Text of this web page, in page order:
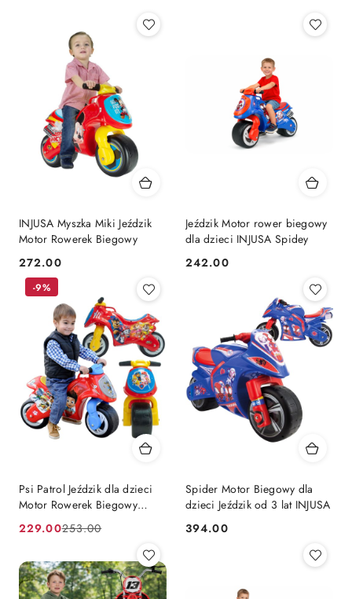
INJUSA Myszka Miki Jeździk
Motor Rowerek Biegowy
Cena:
272.00
Jeździk Motor rower biegowy
dla dzieci INJUSA Spidey
Cena:
242.00
Psi Patrol Jeździk dla dzieci
Motor Rowerek Biegowy
Cena
229.00
Cena
promocją:
253.00
-9%
Spider Motor Biegowy dla
dzieci Jeździk od 3 lat INJUSA
Cena:
394.00